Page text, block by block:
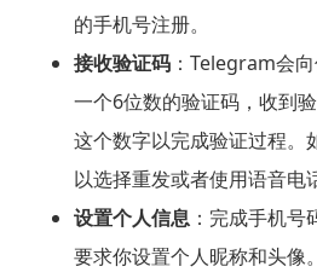
的手机号注册。
接收验证码：Telegram会
一个6位数的验证码，收到
这个数字以完成验证过程。
以选择重发或者使用语音电
设置个人信息：完成手机号
要求你设置个人昵称和头像